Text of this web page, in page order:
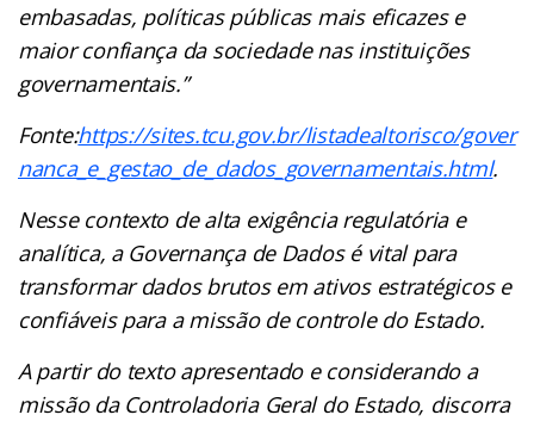
embasadas, políticas públicas mais eficazes e
maior confiança da sociedade nas instituições
governamentais.”
Fonte:https://sites.tcu.gov.br/listadealtorisco/gover
nanca_e_gestao_de_dados_governamentais.html.
Nesse contexto de alta exigência regulatória e
analítica, a Governança de Dados é vital para
transformar dados brutos em ativos estratégicos e
confiáveis para a missão de controle do Estado.
A partir do texto apresentado e considerando a
missão da Controladoria Geral do Estado, discorra